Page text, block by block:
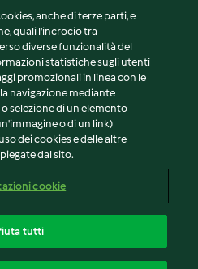
anche di terze parti, e
quali l’incrocio tra
diverse funzionalità del
statistiche sugli utenti
promozionali in linea con le
navigazione mediante
selezione di un elemento
o di un link)
dei cookies e delle altre
dal sito.
cookie
tutti